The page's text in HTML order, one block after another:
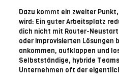
Dazu kommt ein zweiter
wird: Ein guter Arbeitsplatz
dich nicht mit Router-
oder improvisierten Lösungen
ankommen, aufklappen und
Selbstständige, hybride
Unternehmen oft der